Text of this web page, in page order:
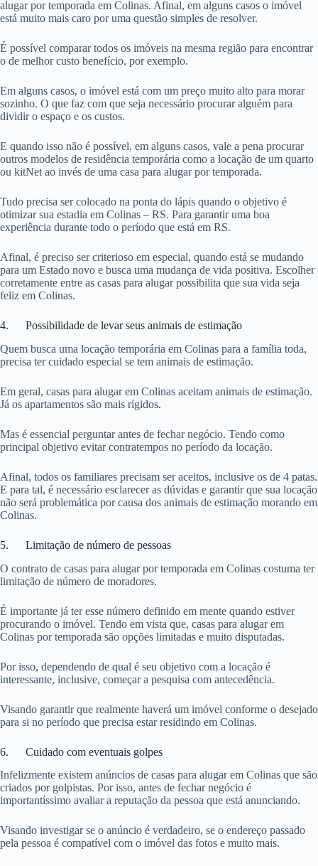
alugar por temporada em Colinas. Afinal, em alguns casos o imóvel
está muito mais caro por uma questão simples de resolver.
É possível comparar todos os imóveis na mesma região para encontrar
o de melhor custo benefício, por exemplo.
Em alguns casos, o imóvel está com um preço muito alto para morar
sozinho. O que faz com que seja necessário procurar alguém para
dividir o espaço e os custos.
E quando isso não é possível, em alguns casos, vale a pena procurar
outros modelos de residência temporária como a locação de um quarto
ou kitNet ao invés de uma casa para alugar por temporada.
Tudo precisa ser colocado na ponta do lápis quando o objetivo é
otimizar sua estadia em Colinas – RS. Para garantir uma boa
experiência durante todo o período que está em RS.
Afinal, é preciso ser criterioso em especial, quando está se mudando
para um Estado novo e busca uma mudança de vida positiva. Escolher
corretamente entre as casas para alugar possibilita que sua vida seja
feliz em Colinas.
4. Possibilidade de levar seus animais de estimação
Quem busca uma locação temporária em Colinas para a família toda,
precisa ter cuidado especial se tem animais de estimação.
Em geral, casas para alugar em Colinas aceitam animais de estimação.
Já os apartamentos são mais rígidos.
Mas é essencial perguntar antes de fechar negócio. Tendo como
principal objetivo evitar contratempos no período da locação.
Afinal, todos os familiares precisam ser aceitos, inclusive os de 4 patas.
E para tal, é necessário esclarecer as dúvidas e garantir que sua locação
não será problemática por causa dos animais de estimação morando em
Colinas.
5. Limitação de número de pessoas
O contrato de casas para alugar por temporada em Colinas costuma ter
limitação de número de moradores.
É importante já ter esse número definido em mente quando estiver
procurando o imóvel. Tendo em vista que, casas para alugar em
Colinas por temporada são opções limitadas e muito disputadas.
Por isso, dependendo de qual é seu objetivo com a locação é
interessante, inclusive, começar a pesquisa com antecedência.
Visando garantir que realmente haverá um imóvel conforme o desejado
para si no período que precisa estar residindo em Colinas.
6. Cuidado com eventuais golpes
Infelizmente existem anúncios de casas para alugar em Colinas que são
criados por golpistas. Por isso, antes de fechar negócio é
importantíssimo avaliar a reputação da pessoa que está anunciando.
Visando investigar se o anúncio é verdadeiro, se o endereço passado
pela pessoa é compatível com o imóvel das fotos e muito mais.